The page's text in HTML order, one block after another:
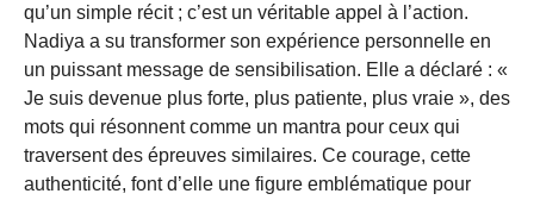
qu’un simple récit ; c’est un véritable appel à l’action.
Nadiya a su transformer son expérience personnelle en
un puissant message de sensibilisation. Elle a déclaré : «
Je suis devenue plus forte, plus patiente, plus vraie », des
mots qui résonnent comme un mantra pour ceux qui
traversent des épreuves similaires. Ce courage, cette
authenticité, font d’elle une figure emblématique pour